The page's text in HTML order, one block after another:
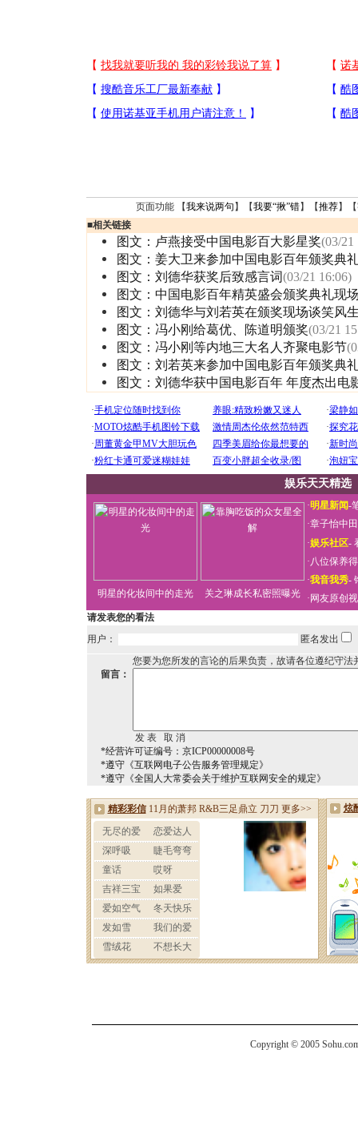
页面功能 【我来说两句 】【我要“揪”错】【推荐】
■相关链接
图文：卢燕接受中国电影百大影星奖(03/21
图文：姜大卫来参加中国电影百年颁奖典
图文：刘德华获奖后致感言词(03/21 16:06)
图文：中国电影百年精英盛会颁奖典礼现
图文：刘德华与刘若英在颁奖现场谈笑风
图文：冯小刚给葛优、陈道明颁奖(03/21
图文：冯小刚等内地三大名人齐聚电影节
图文：刘若英来参加中国电影百年颁奖典
图文：刘德华获中国电影百年 年度杰出电
娱乐天天精选
明星的化妆间中的走光 关之琳成长私密照曝光
·明星新闻-
·章子怡中
·娱乐社区-
·八位保养
·我音我秀-
· 网友原创
请发表您的看法
用户：
匿名发出
您要为您所发的言论的后果负责，故请各位遵纪守法
留言：
*经营许可证编号：京ICP00000008号
*遵守《互联网电子公告服务管理规定》
*遵守《全国人大常委会关于维护互联网安全的规定》
Copyright © 2005